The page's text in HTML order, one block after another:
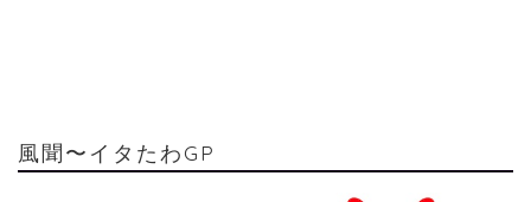
風聞〜イタたわGP